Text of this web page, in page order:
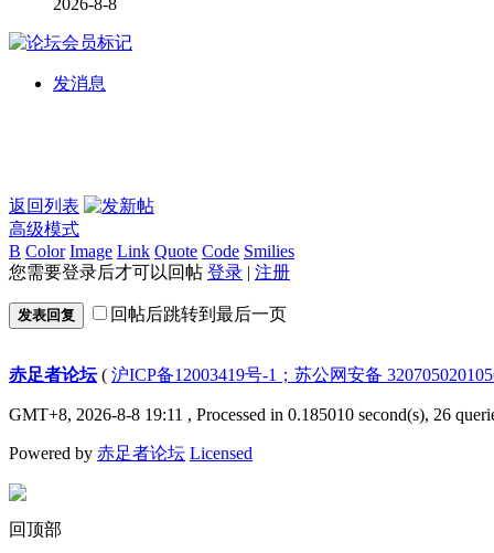
发消息
返回列表
高级模式
B Color Image Link Quote Code Smilies
您需要登录后才可以回帖 登录 | 注册
发表回复 回帖后跳转到最后一页
赤足者论坛( 沪ICP备12003419号-1；苏公网安备
GMT+8, 2026-8-8 19:11 , Processed in 0.185010 second(s), 26
Powered by 赤足者论坛 Licensed
回顶部